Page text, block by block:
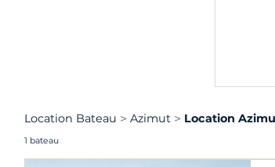
Location Bateau Azimut Location
1 bateau